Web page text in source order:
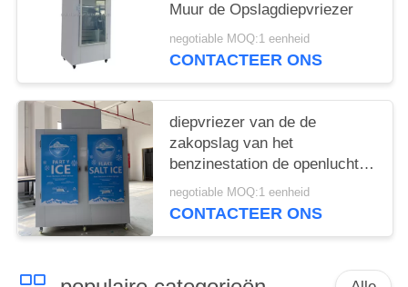
Muur de Opslagdiepvriezer
negotiable MOQ:1 eenheid
CONTACTEER ONS
diepvriezer van de de
zakopslag van het
benzinestation de openlucht
droge ijs
negotiable MOQ:1 eenheid
CONTACTEER ONS